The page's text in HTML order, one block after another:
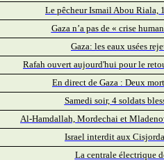
Le pêcheur Ismail Abou Riala,
Gaza n’a pas de « crise
Gaza: les eaux usées
Rafah ouvert aujourd'hui pour le
En direct de Gaza : Deux
Samedi soir, 4 soldats
Al-Hamdallah, Mordechai et
Israel interdit aux
La centrale électrique